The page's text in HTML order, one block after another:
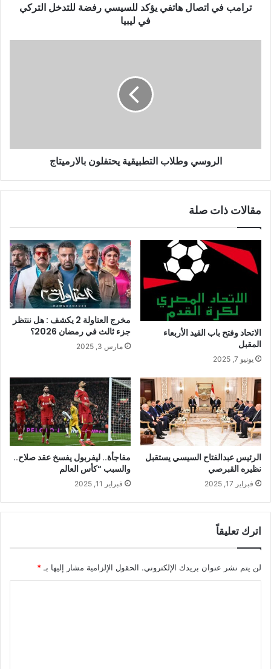
ترامب في اتصال هاتفي يؤكد للسيسي رفضة للتدخل التركي
في ليبيا
الروسي وطلاب التطبيقية يحتفلون بالارميتاج
مقالات ذات صلة
الاتحاد وفتح باب القيد الأربعاء
المقبل
يونيو 7, 2025
مخرج العتاولة 2 يكشف : هل ننتظر
جزء ثالث في رمضان 2026؟
مارس 3, 2025
الرئيس عبدالفتاح السيسي يستقبل
نظيره القبرصي
فبراير 17, 2025
مفاجأة.. ليفربول يفسخ عقد صلاح..
والسبب “كأس العالم
فبراير 11, 2025
اترك تعليقاً
لن يتم نشر عنوان بريدك الإلكتروني. الحقول الإلزامية مشار إليها بـ *